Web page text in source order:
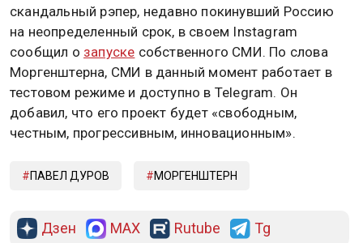
скандальный рэпер, недавно покинувший Россию
на неопределенный срок, в своем Instagram
сообщил о запуске собственного СМИ. По слова
Моргенштерна, СМИ в данный момент работает в
тестовом режиме и доступно в Telegram. Он
добавил, что его проект будет «свободным,
честным, прогрессивным, инновационным».
ПАВЕЛ ДУРОВ МОРГЕНШТЕРН
Дзен MAX Rutube Tg